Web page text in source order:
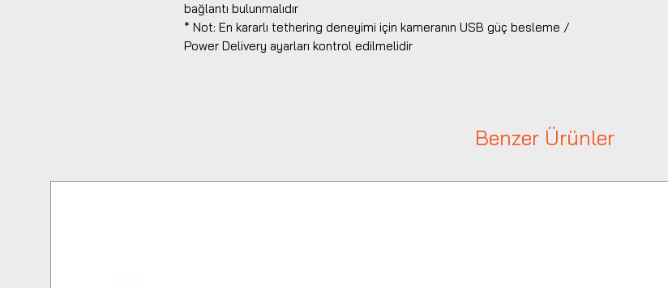
bağlantı bulunmalıdır
* Not: En kararlı tethering deneyimi için kameranın USB güç besleme /
Power Delivery ayarları kontrol edilmelidir
Benzer Ürünler